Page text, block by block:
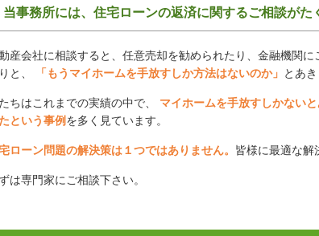
当事務所には、住宅ローンの返済に関するご相談がた
産会社に相談すると、任意売却を勧められたり、金融機関
と、
「もうマイホームを手放すしか方法はないのか」 とあ
ちはこれまでの実績の中で、 マイホームを手放すしかない
という事例 を多く見ています。
ローン問題の解決策は１つではありません。 皆様に最適な解
は専門家にご相談下さい。